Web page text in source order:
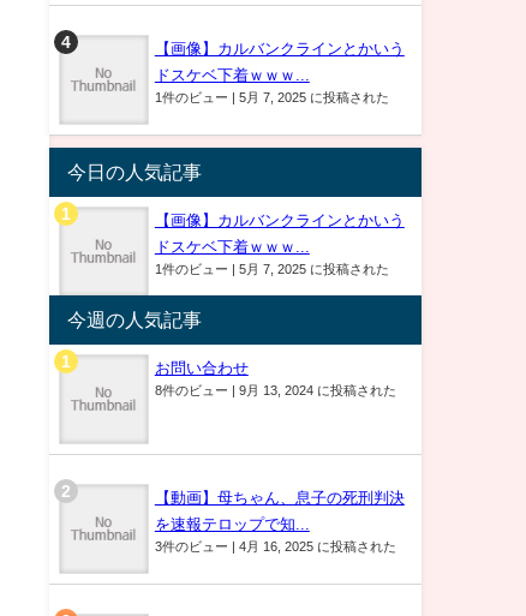
【画像】カルバンクラインとかいう
ドスケベ下着ｗｗｗ...
1件のビュー | 5月 7, 2025 に投稿された
今日の人気記事
【画像】カルバンクラインとかいう
ドスケベ下着ｗｗｗ...
1件のビュー | 5月 7, 2025 に投稿された
今週の人気記事
お問い合わせ
8件のビュー | 9月 13, 2024 に投稿された
【動画】母ちゃん、息子の死刑判決
を速報テロップで知...
3件のビュー | 4月 16, 2025 に投稿された